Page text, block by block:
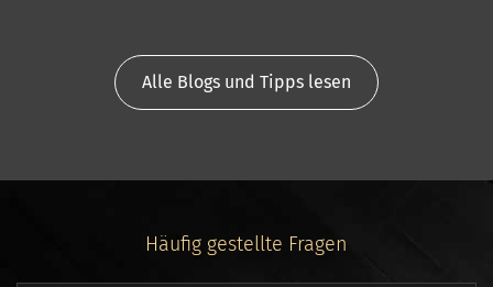
Alle Blogs und Tipps lesen
Häufig gestellte Fragen